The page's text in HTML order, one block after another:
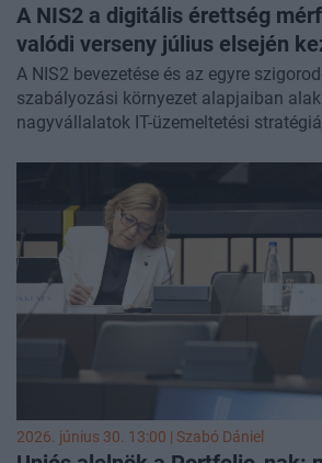
A NIS2 a digitális érettség
valódi verseny július elsején
A NIS2 bevezetése és az egyre
szabályozási környezet alapjaiban
nagyvállalatok IT-üzemeltetési
fenntarthatósága lesz. Kovács
Telekom Enterprise Solutions
Portfolio-nak adott interjújában
vállalatoknak a NIS2-t nem pusztán
projektként kell kezelniük, hanem a
fokmérőjeként, valamint arról is
mesterséges intelligencia és a
hazai adatközpontok létrehozása.
2026. június 30. 13:00 | Szabó Dániel